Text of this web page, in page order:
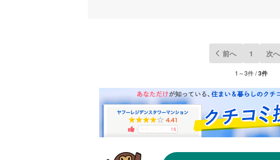
前へ 1 次へ
1～3件 /3件